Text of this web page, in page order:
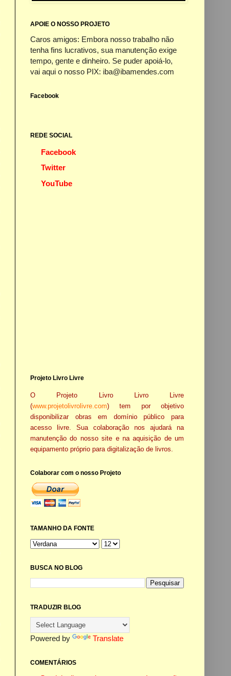
APOIE O NOSSO PROJETO
Caros amigos: Embora nosso trabalho não
tenha fins lucrativos, sua manutenção exige
tempo, gente e dinheiro. Se puder apoiá-lo,
vai aqui o nosso PIX: iba@ibamendes.com
Facebook
REDE SOCIAL
Facebook
Twitter
YouTube
Projeto Livro Livre
O Projeto Livro Livro Livre
(www.projetolivrolivre.com) tem por objetivo
disponibilizar obras em domínio público para
acesso livre. Sua colaboração nos ajudará na
manutenção do nosso site e na aquisição de um
equipamento próprio para digitalização de livros.
Colaborar com o nosso Projeto
TAMANHO DA FONTE
BUSCA NO BLOG
TRADUZIR BLOG
Powered by Translate
COMENTÁRIOS